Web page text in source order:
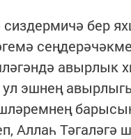
сиздермичә бер
авырлык
эшнең
Аллаһ